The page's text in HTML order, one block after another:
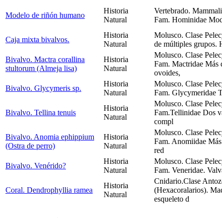
Modelo de riñón humano
Historia
Natural
Vertebrado.
Fam. Hominidae
Caja mixta bivalvos.
Historia
Natural
Molusco. Clase
de múltiples grupos.
Bivalvo. Mactra corallina
stultorum (Almeja lisa)
Historia
Natural
Molusco. Clase
Fam. Mactridae Más
ovoides,
Bivalvo. Glycymeris sp.
Historia
Natural
Molusco. Clase
Fam. Glycymeridae
Bivalvo. Tellina tenuis
Historia
Natural
Molusco. Clase
Fam.Tellinidae Dos
compl
Bivalvo. Anomia ephippium
(Ostra de perro)
Historia
Natural
Molusco. Clase
Fam. Anomiidae
red
Bivalvo. Venérido?
Historia
Natural
Molusco. Clase
Fam. Veneridae.
Coral. Dendrophyllia ramea
Historia
Natural
Cnidario.Clase
(Hexacoralarios).
esqueleto d